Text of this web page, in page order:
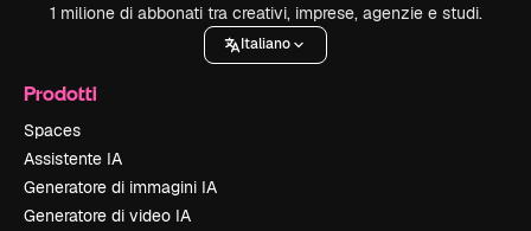
1 milione di abbonati tra creativi, imprese, agenzie e studi.
Italiano
Prodotti
Spaces
Assistente IA
Generatore di immagini IA
Generatore di video IA